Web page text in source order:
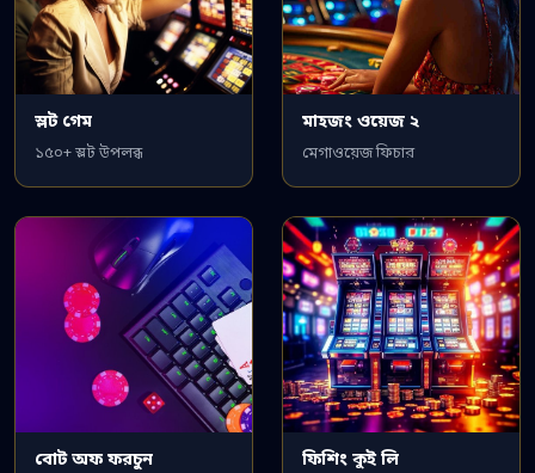
স্লট গেম
১৫০+ স্লট উপলব্ধ
মাহজং ওয়েজ ২
মেগাওয়েজ ফিচার
বোট অফ ফরচুন ফিশিং কুই লি